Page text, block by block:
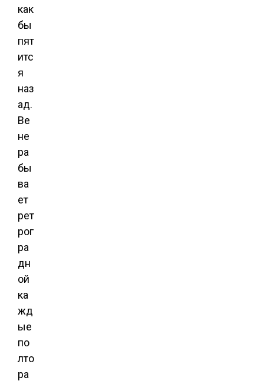
как
бы
пят
итс
я
наз
ад.
Ве
не
ра
бы
ва
ет
рет
рог
ра
дн
ой
ка
жд
ые
по
лто
ра